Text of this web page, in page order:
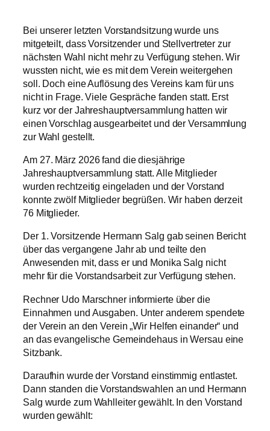
Bei unserer letzten Vorstandsitzung wurde uns
mitgeteilt, dass Vorsitzender und Stellvertreter zur
nächsten Wahl nicht mehr zu Verfügung stehen. Wir
wussten nicht, wie es mit dem Verein weitergehen
soll. Doch eine Auflösung des Vereins kam für uns
nicht in Frage. Viele Gespräche fanden statt. Erst
kurz vor der Jahreshauptversammlung hatten wir
einen Vorschlag ausgearbeitet und der Versammlung
zur Wahl gestellt.
Am 27. März 2026 fand die diesjährige
Jahreshauptversammlung statt. Alle Mitglieder
wurden rechtzeitig eingeladen und der Vorstand
konnte zwölf Mitglieder begrüßen. Wir haben derzeit
76 Mitglieder.
Der 1. Vorsitzende Hermann Salg gab seinen Bericht
über das vergangene Jahr ab und teilte den
Anwesenden mit, dass er und Monika Salg nicht
mehr für die Vorstandsarbeit zur Verfügung stehen.
Rechner Udo Marschner informierte über die
Einnahmen und Ausgaben. Unter anderem spendete
der Verein an den Verein „Wir Helfen einander“ und
an das evangelische Gemeindehaus in Wersau eine
Sitzbank.
Daraufhin wurde der Vorstand einstimmig entlastet.
Dann standen die Vorstandswahlen an und Hermann
Salg wurde zum Wahlleiter gewählt. In den Vorstand
wurden gewählt: